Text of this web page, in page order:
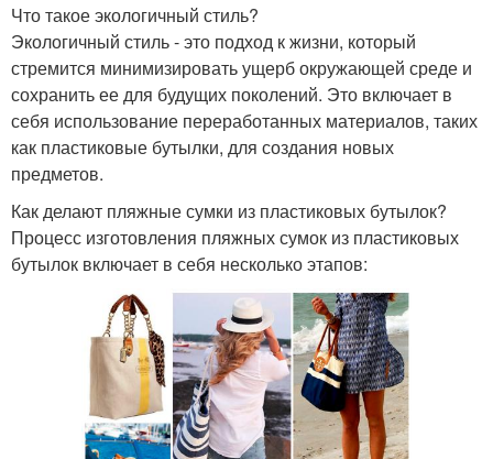
Что такое экологичный стиль?
Экологичный стиль - это подход к жизни, который
стремится минимизировать ущерб окружающей среде и
сохранить ее для будущих поколений. Это включает в
себя использование переработанных материалов, таких
как пластиковые бутылки, для создания новых
предметов.
Как делают пляжные сумки из пластиковых бутылок?
Процесс изготовления пляжных сумок из пластиковых
бутылок включает в себя несколько этапов: